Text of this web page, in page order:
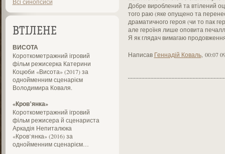
ВТІЛЕНЕ
ВИСОТА
Короткометражний ігровий
фільм режисерка Катерини
Коцюби «Висота» (2017) за
однойменним сценарієм
Володимира Коваля.
«Кров’янка»
Короткометражний ігровий
фільм режисера й сценариста
Аркадія Непиталюка
«Кров’янка» (2016) за
однойменним сценарієм…
Добре вироблений та втілений
того раю (яке опущено та
драматичного героя (чи то пак
але героїня лише оповита
Я як глядач вимагаю
Написав Геннадій Коваль, 00:07